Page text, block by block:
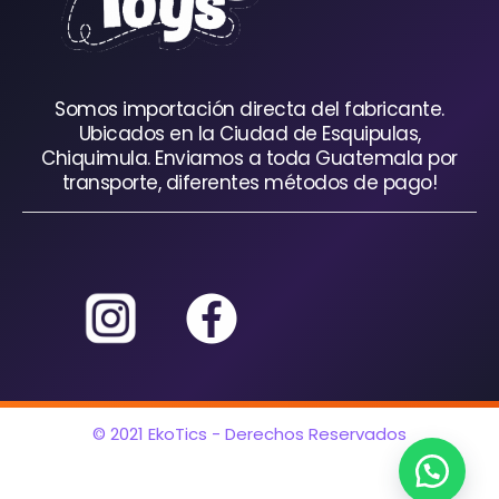
Somos importación directa del fabricante.
Ubicados en la Ciudad de Esquipulas,
Chiquimula. Enviamos a toda Guatemala por
transporte, diferentes métodos de pago!
© 2021 EkoTics - Derechos Reservados